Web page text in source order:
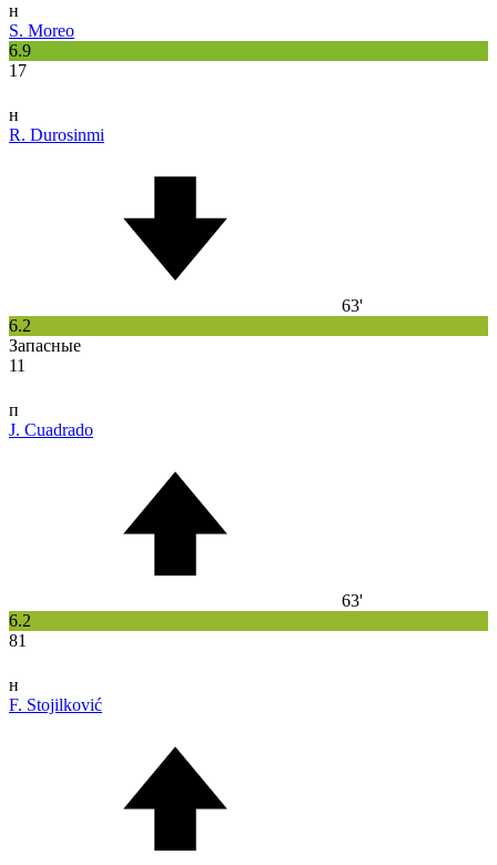
н
S. Moreo
6.9
17
н
R. Durosinmi
63'
6.2
Запасные
11
п
J. Cuadrado
63'
6.2
81
н
F. Stojilković